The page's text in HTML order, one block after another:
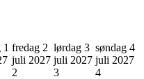
1 fredag 2
juli 2027
2
lørdag 3
juli 2027
3
søndag 4
juli 2027
4